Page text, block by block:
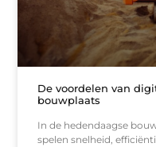
De voordelen van
bouwplaats
In de hedendaagse
spelen snelheid,